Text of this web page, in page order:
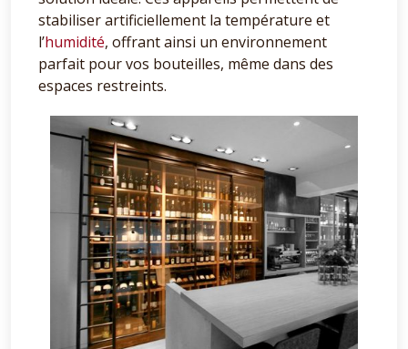
stabiliser artificiellement la température et
l’humidité, offrant ainsi un environnement
parfait pour vos bouteilles, même dans des
espaces restreints.